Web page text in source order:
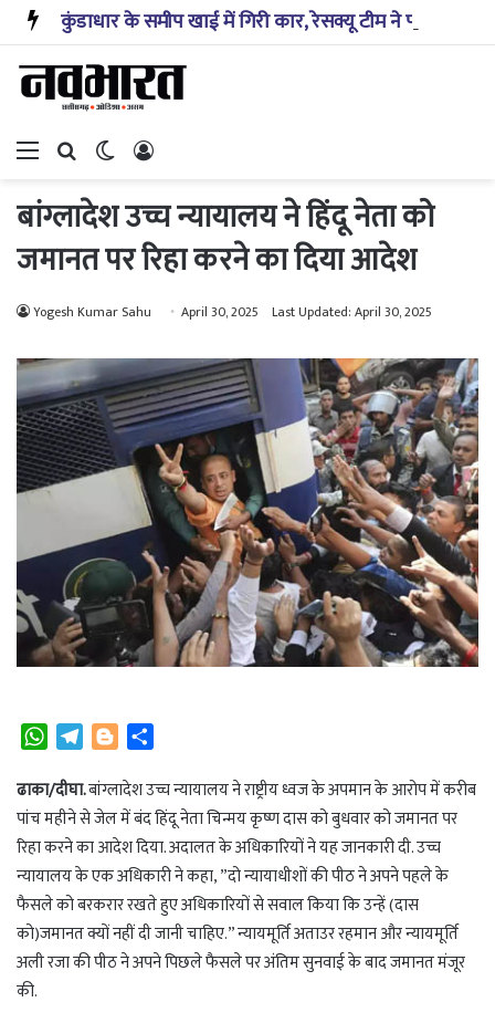
Menu Search forSwitch skin
बांग्लादेश उच्च न्यायालय ने हिंदू नेता को
जमानत पर रिहा करने का दिया आदेश
Yogesh Kumar Sahu April 30, 2025 Last Updated: April 30, 2025
W
a
t
s
A
p
p
T
l
e
g
r
a
m
B
o
g
g
e
r
a
r
e
ढाका/दीघा.बांग्लादेश उच्च न्यायालय ने राष्ट्रीय ध्वज के अपमान के आरोप में करीब
पांच महीने से जेल में बंद हिंदू नेता चिन्मय कृष्ण दास को बुधवार को जमानत पर
रिहा करने का आदेश दिया. अदालत के अधिकारियों ने यह जानकारी दी. उच्च
न्यायालय के एक अधिकारी ने कहा, ”दो न्यायाधीशों की पीठ ने अपने पहले के
फैसले को बरकरार रखते हुए अधिकारियों से सवाल किया कि उन्हें (दास
को)जमानत क्यों नहीं दी जानी चाहिए.” न्यायमूर्ति अताउर रहमान और न्यायमूर्ति
अली रजा की पीठ ने अपने पिछले फैसले पर अंतिम सुनवाई के बाद जमानत मंजूर
की.